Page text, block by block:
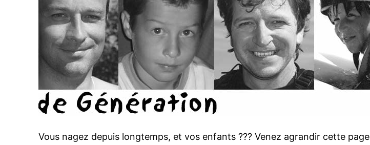
Vous nagez depuis longtemps, et vos enfants ??? Venez agrandir cette page